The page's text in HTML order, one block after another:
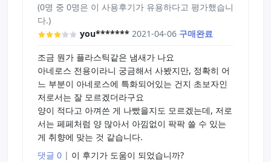
(0명 중 0명은 이 사용후기가 유용하다고 평가했습니
다.)
you******* 2021-04-06 구매완료
조금 뭔가 플라스틱같은 냄새가 나요
아네로스 전용이라니 궁금해서 사봤지만, 정확히 어
느 부분이 아네로스에 특화되어있는 건지 초보자인
저로서는 잘 모르겠더라구요
양이 적다고 아껴쓴 게 나빴을지도 모르겠는데, 저로
서는 페페처럼 양 많아서 아낌없이 팍팍 쓸 수 있는
게 취향에 맞는 것 같습니다.
댓글 0 | 이 후기가 도움이 되었습니까?